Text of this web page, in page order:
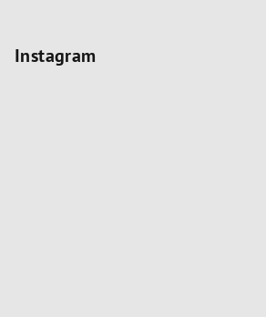
Instagram